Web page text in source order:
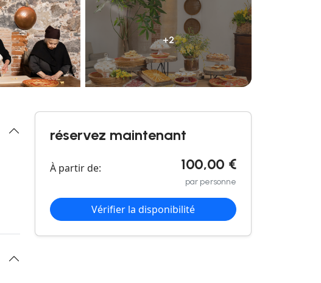
+2
réservez maintenant
À partir de: 100,00 €
par personne
Vérifier la disponibilité